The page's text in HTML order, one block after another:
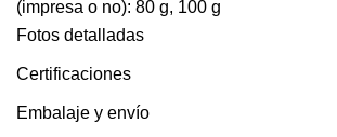
(impresa o no): 80 g, 100 g
Fotos detalladas
Certificaciones
Embalaje y envío